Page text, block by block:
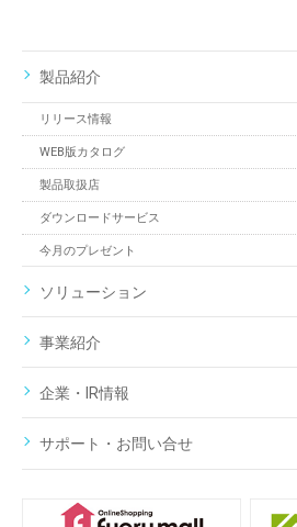
製品紹介
リリース情報
WEB版カタログ
製品取扱店
ダウンロードサービス
今月のプレゼント
ソリューション
事業紹介
企業・IR情報
サポート・お問い合せ